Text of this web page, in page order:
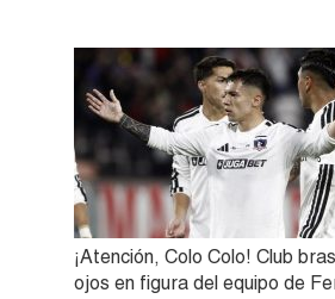
¡Atención, Colo Colo! Club
ojos en figura del equipo de